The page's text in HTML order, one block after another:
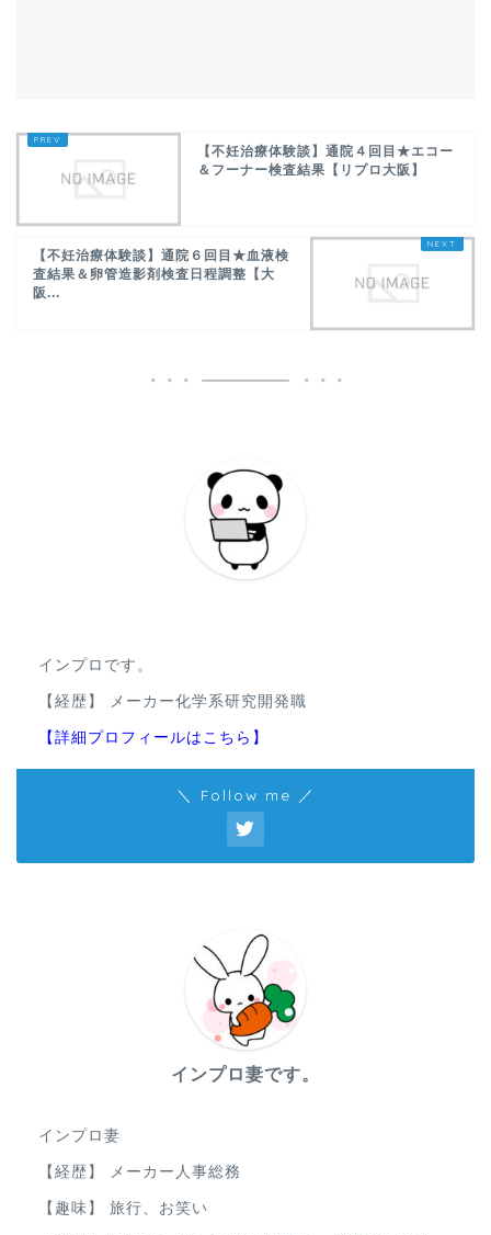
【不妊治療体験談】通院４回目★エコー
＆フーナー検査結果【リプロ大阪】
【不妊治療体験談】通院６回目★血液検
査結果＆卵管造影剤検査日程調整【大
阪...
インプロです。
【経歴】 メーカー化学系研究開発職
【詳細プロフィールはこちら】
＼ Follow me ／
インプロ妻です。
インプロ妻
【経歴】 メーカー人事総務
【趣味】 旅行、お笑い